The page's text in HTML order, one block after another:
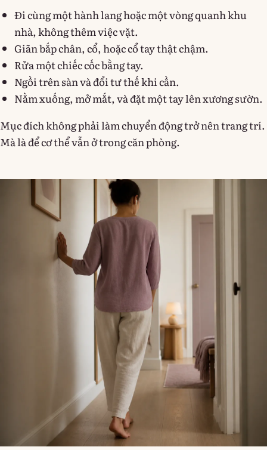
Đi cùng một hành lang hoặc một vòng quanh khu
nhà, không thêm việc vặt.
Giãn bắp chân, cổ, hoặc cổ tay thật chậm.
Rửa một chiếc cốc bằng tay.
Ngồi trên sàn và đổi tư thế khi cần.
Nằm xuống, mở mắt, và đặt một tay lên xương sườn.
Mục đích không phải làm chuyển động trở nên trang trí.
Mà là để cơ thể vẫn ở trong căn phòng.